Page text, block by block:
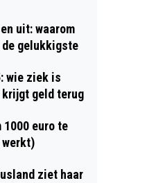
uit: waarom
gelukkigste
wie ziek is
geld terug
1000 euro te
werkt)
ziet haar